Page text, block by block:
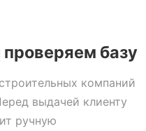
базу
компаний
выдачей клиенту
ручную